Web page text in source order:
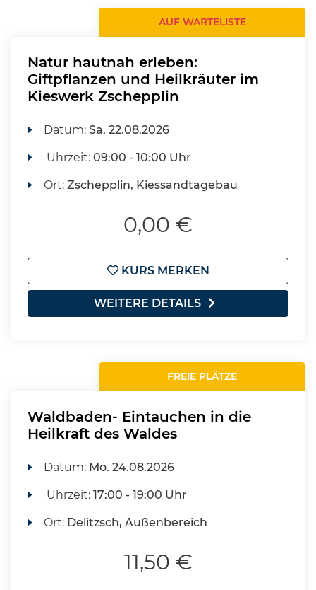
AUF WARTELISTE
Natur hautnah erleben:
Giftpflanzen und Heilkräuter im
Kieswerk Zschepplin
Datum:Sa. 22.08.2026
Uhrzeit:09:00 - 10:00 Uhr
Ort:Zschepplin, Kiessandtagebau
0,00 €
KURS MERKEN
WEITERE DETAILS
FREIE PLÄTZE
Waldbaden- Eintauchen in die
Heilkraft des Waldes
Datum: Mo. 24.08.2026
Uhrzeit:17:00 - 19:00 Uhr
Ort: Delitzsch, Außenbereich
11,50 €